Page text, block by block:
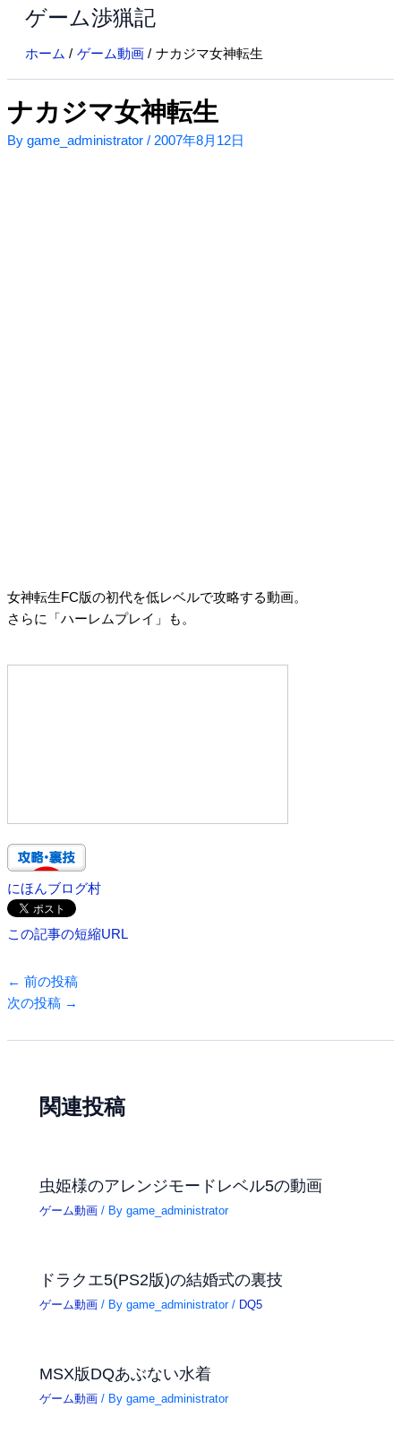
ス
キ
ッ
プ
ゲーム渉猟記
ホーム ゲーム動画 ナカジマ女神転生
ナカジマ女神転生
By game_administrator / 2007年8月12日
女神転生FC版の初代を低レベルで攻略する動画。
さらに「ハーレムプレイ」も。
にほんブログ村
この記事の短縮URL
← 前の投稿
次の投稿 →
関連投稿
虫姫様のアレンジモードレベル5の動画
ゲーム動画 / Bygame_administrator
ドラクエ5(PS2版)の結婚式の裏技
ゲーム動画 / Bygame_administrator/ DQ5
MSX版DQあぶない水着
ゲーム動画 / Bygame_administrator